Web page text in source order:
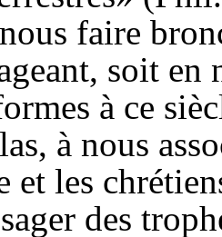
nous faire
soit en
à ce
à nous
et les
des